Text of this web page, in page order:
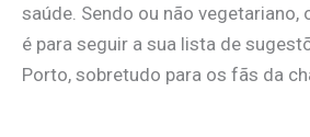
saúde. Sendo ou não vegetariano,
é para seguir a sua lista de
Porto, sobretudo para os fãs da